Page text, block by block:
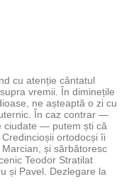
cu atenție cântatul
vremii. În diminețile
ne așteaptă o zi cu
În caz contrar —
ciudate — putem ști că
ortodocși îi
și sărbătoresc
Teodor Stratilat
și Pavel. Dezlegare la